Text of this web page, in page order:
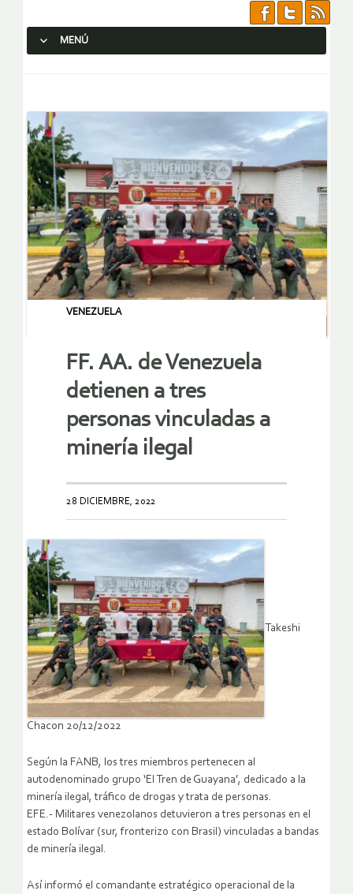
MENÚ
VENEZUELA
FF. AA. de Venezuela
detienen a tres
personas vinculadas a
minería ilegal
28 DICIEMBRE, 2022
Takeshi
Chacon 20/12/2022
Según la FANB, los tres miembros pertenecen al
autodenominado grupo ‘El Tren de Guayana’, dedicado a la
minería ilegal, tráfico de drogas y trata de personas.
EFE.- Militares venezolanos detuvieron a tres personas en el
estado Bolívar (sur, fronterizo con Brasil) vinculadas a bandas
de minería ilegal.
Así informó el comandante estratégico operacional de la